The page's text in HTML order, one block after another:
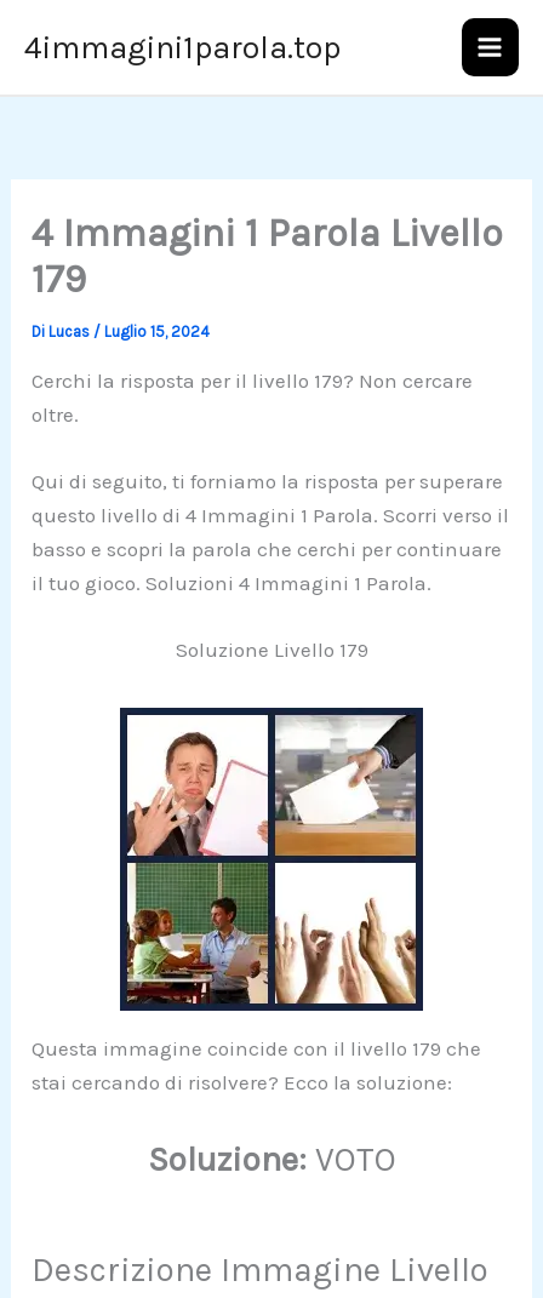
4immagini1parola.top
4 Immagini 1 Parola Livello
179
DiLucas /Luglio 15, 2024
Cerchi la risposta per il livello 179? Non cercare
oltre.
Qui di seguito, ti forniamo la risposta per superare
questo livello di 4 Immagini 1 Parola. Scorri verso il
basso e scopri la parola che cerchi per continuare
il tuo gioco. Soluzioni 4 Immagini 1 Parola.
Soluzione Livello 179
Questa immagine coincide con il livello 179 che
stai cercando di risolvere? Ecco la soluzione:
Soluzione: VOTO
Descrizione Immagine Livello